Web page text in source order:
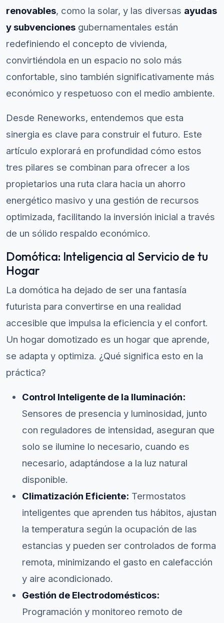
renovables, como la solar, y las diversas ayudas
y subvenciones gubernamentales están
redefiniendo el concepto de vivienda,
convirtiéndola en un espacio no solo más
confortable, sino también significativamente más
económico y respetuoso con el medio ambiente.
Desde Reneworks, entendemos que esta
sinergia es clave para construir el futuro. Este
artículo explorará en profundidad cómo estos
tres pilares se combinan para ofrecer a los
propietarios una ruta clara hacia un ahorro
energético masivo y una gestión de recursos
optimizada, facilitando la inversión inicial a través
de un sólido respaldo económico.
Domótica: Inteligencia al Servicio de tu
Hogar
La domótica ha dejado de ser una fantasía
futurista para convertirse en una realidad
accesible que impulsa la eficiencia y el confort.
Un hogar domotizado es un hogar que aprende,
se adapta y optimiza. ¿Qué significa esto en la
práctica?
Control Inteligente de la Iluminación:
Sensores de presencia y luminosidad, junto
con reguladores de intensidad, aseguran que
solo se ilumine lo necesario, cuando es
necesario, adaptándose a la luz natural
disponible.
Climatización Eficiente: Termostatos
inteligentes que aprenden tus hábitos, ajustan
la temperatura según la ocupación de las
estancias y pueden ser controlados de forma
remota, minimizando el gasto en calefacción
y aire acondicionado.
Gestión de Electrodomésticos:
Programación y monitoreo remoto de